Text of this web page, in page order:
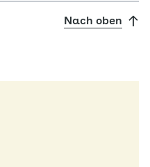
Nach oben